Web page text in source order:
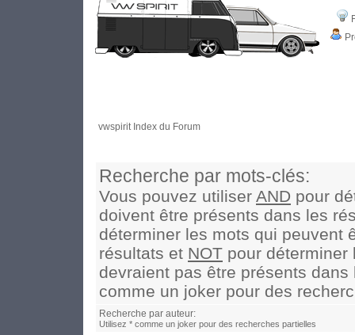
vwspirit Index du Forum
Recherche par mots-clés:
Vous pouvez utiliser AND pour
doivent être présents dans les
déterminer les mots qui peuvent
résultats et NOT pour déterminer
devraient pas être présents
comme un joker pour des
Recherche par auteur:
Utilisez * comme un joker pour des recherches partielles